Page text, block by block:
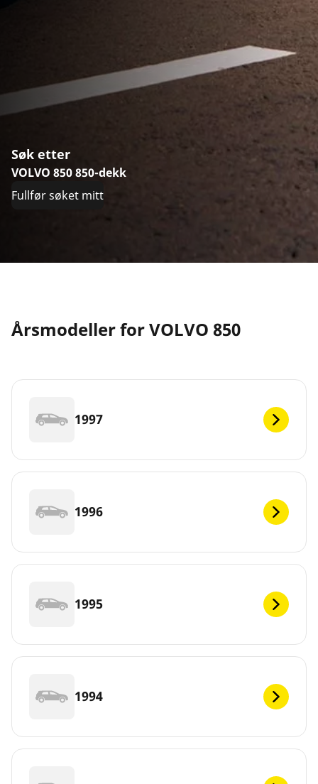
Søk etter
VOLVO 850 850-dekk
Fullfør søket mitt
Årsmodeller for VOLVO 850
1997
1996
1995
1994